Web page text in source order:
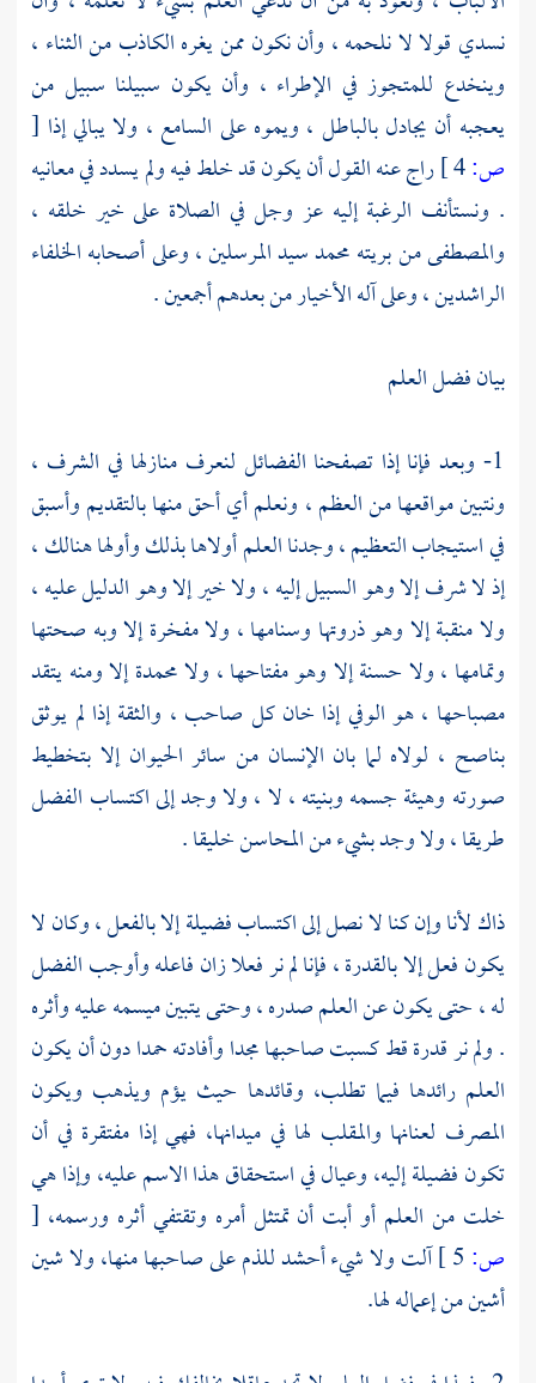
نسدي قولا لا نلحمه ، وأن نكون ممن يغره الكاذب من الثناء ،
وينخدع للمتجوز في الإطراء ، وأن يكون سبيلنا سبيل من
يعجبه أن يجادل بالباطل ، ويموه على السامع ، ولا يبالي إذا [
ص:
راج عنه القول أن يكون قد خلط فيه ولم يسدد في معانيه
. ونستأنف الرغبة إليه عز وجل في الصلاة على خير خلقه ،
والمصطفى من بريتهمحمدسيد المرسلين ، وعلى أصحابه الخلفاء
الراشدين ، وعلى آله الأخيار من بعدهم أجمعين .
بيان فضل العلم
1- وبعد فإنا إذا تصفحنا الفضائل لنعرف منازلها في الشرف ،
ونتبين مواقعها من العظم ، ونعلم أي أحق منها بالتقديم وأسبق
في استيجاب التعظيم ، وجدنا العلم أولاها بذلك وأولها هنالك ،
إذ لا شرف إلا وهو السبيل إليه ، ولا خير إلا وهو الدليل عليه ،
ولا منقبة إلا وهو ذروتها وسنامها ، ولا مفخرة إلا وبه صحتها
وتمامها ، ولا حسنة إلا وهو مفتاحها ، ولا محمدة إلا ومنه يتقد
مصباحها ، هو الوفي إذا خان كل صاحب ، والثقة إذا لم يوثق
بناصح ، لولاه لما بان الإنسان من سائر الحيوان إلا بتخطيط
صورته وهيئة جسمه وبنيته ، لا ، ولا وجد إلى اكتساب الفضل
طريقا ، ولا وجد بشيء من المحاسن خليقا .
ذاك لأنا وإن كنا لا نصل إلى اكتساب فضيلة إلا بالفعل ، وكان لا
يكون فعل إلا بالقدرة ، فإنا لم نر فعلا زان فاعله وأوجب الفضل
له ، حتى يكون عن العلم صدره ، وحتى يتبين ميسمه عليه وأثره
. ولم نر قدرة قط كسبت صاحبها مجدا وأفادته حمدا دون أن يكون
العلم رائدها فيما تطلب، وقائدها حيث يؤم ويذهب ويكون
المصرف لعنانها والمقلب لها في ميدانها، فهي إذا مفتقرة في أن
تكون فضيلة إليه، وعيال في استحقاق هذا الاسم عليه، وإذا هي
خلت من العلم أو أبت أن تمتثل أمره وتقتفي أثره ورسمه، [
ص:
آلت ولا شيء أحشد للذم على صاحبها منها، ولا شين
أشين من إعماله لها.